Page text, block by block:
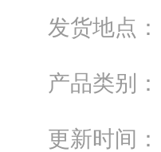
发货地点：
产品类别：
更新时间：